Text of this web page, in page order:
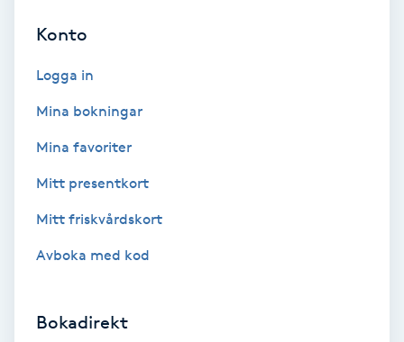
Fransfärgning
Fransförlängning
Fransförlängning Volym
Konto
Logga in
Mina bokningar
Mina favoriter
Mitt presentkort
Mitt friskvårdskort
Avboka med kod
Bokadirekt